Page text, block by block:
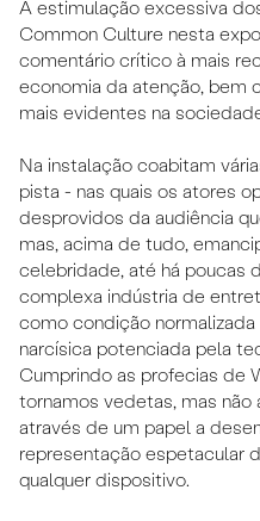
A estimulação excessiva
Common Culture nesta
comentário crítico à mais
economia da atenção, bem
mais evidentes na
Na instalação coabitam
pista - nas quais os atores
desprovidos da audiência
mas, acima de tudo,
celebridade, até há poucas
complexa indústria de
como condição normalizada
narcísica potenciada pela
Cumprindo as profecias de
tornamos vedetas, mas não
através de um papel a
representação espetacular
qualquer dispositivo.